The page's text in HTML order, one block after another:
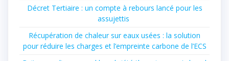
Décret Tertiaire : un compte à rebours lancé pour les
assujettis
Récupération de chaleur sur eaux usées : la solution
pour réduire les charges et l’empreinte carbone de l’ECS